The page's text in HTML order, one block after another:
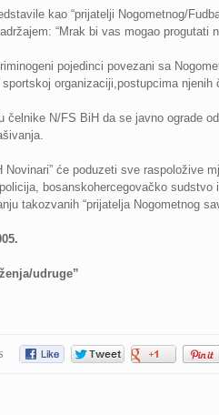
kao “prijatelji Nogometnog/
“Mrak bi vas mogao
pojedinci povezani sa
organizaciji,postupcima
čelnike N/FS BiH da se javno ograde
Novinari” će poduzeti sve
bosanskohercegovačko
takozvanih “prijatelja Nogometnog
udruge”